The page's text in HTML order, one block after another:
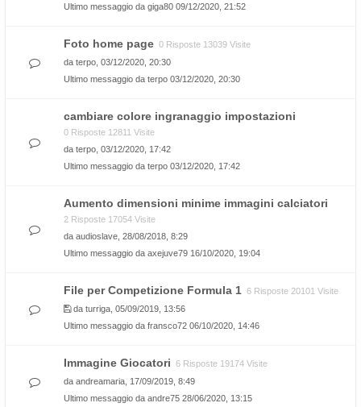
Ultimo messaggio da giga80 09/12/2020, 21:52
Foto home page 0 Risposte 13039 Visite
da terpo , 03/12/2020, 20:30
Ultimo messaggio da terpo 03/12/2020, 20:30
cambiare colore ingranaggio impostazioni
0 Risposte 12811 Visite
da terpo , 03/12/2020, 17:42
Ultimo messaggio da terpo 03/12/2020, 17:42
Aumento dimensioni minime immagini calciatori
2 Risposte 17054 Visite
da audioslave , 28/08/2018, 8:29
Ultimo messaggio da axejuve79 16/10/2020, 19:04
File per Competizione Formula 1 6 Risposte 20101 Visite
da turriga , 05/09/2019, 13:56
Ultimo messaggio da fransco72 06/10/2020, 14:46
Immagine Giocatori 6 Risposte 19174 Visite
da andreamaria , 17/09/2019, 8:49
Ultimo messaggio da andre75 28/06/2020, 13:15